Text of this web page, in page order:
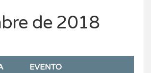
de 2018
EVENTO